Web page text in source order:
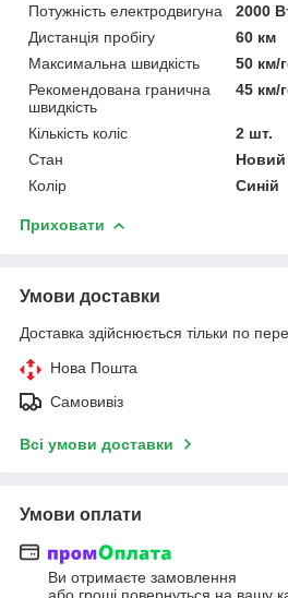
Потужність електродвигуна
2000
Дистанція пробігу
60 км
Максимальна швидкість
50 км/
Рекомендована гранична
швидкість
45 км/
Кількість коліс
2 шт.
Стан
Новий
Колір
Синій
Приховати
Умови доставки
Доставка здійснюється тільки по
Нова Пошта
Самовивіз
Всі умови доставки
Умови оплати
Ви отримаєте замовлення